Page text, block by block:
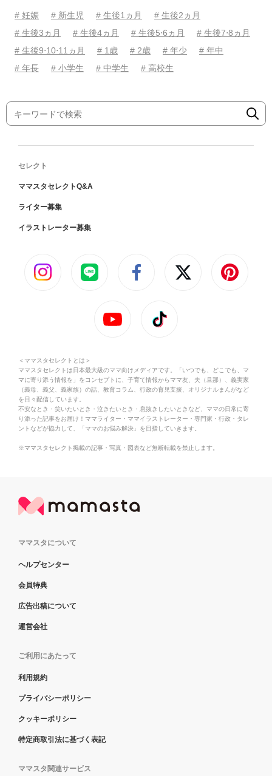
# 妊娠 # 新生児 # 生後1ヵ月
# 生後2ヵ月
# 生後3ヵ月
# 生後4ヵ月 # 生後5⋅6ヵ月
# 生後7⋅8ヵ月
# 生後9⋅10⋅11ヵ月
# 1歳 # 2歳 # 年少
# 年中
# 年長
# 小学生 # 中学生 # 高校生
セレクト
ママスタセレクトQ&A
ライター募集
イラストレーター募集
＜ママスタセレクトとは＞
ママスタセレクトは日本最大級のママ向けメディアです。「いつでも、どこでも、マ
マに寄り添う情報を」をコンセプトに、子育て情報からママ友、夫（旦那）、義実家
（義母、義父、義家族）の話、教育コラム、行政の育児支援、オリジナルまんがなど
を日々配信しています。
不安なとき・笑いたいとき・泣きたいとき・息抜きしたいときなど、ママの日常に寄
り添った記事をお届け！ママライター・ママイラストレーター・専門家・行政・タレ
ントなどが協力して、「ママのお悩み解決」を目指していきます。
※ママスタセレクト掲載の記事・写真・図表など無断転載を禁止します。
ママスタについて
ヘルプセンター
会員特典
広告出稿について
運営会社
ご利用にあたって
利用規約
プライバシーポリシー
クッキーポリシー
特定商取引法に基づく表記
ママスタ関連サービス